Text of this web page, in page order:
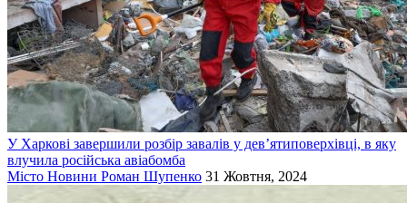
У Харкові завершили розбір завалів у дев’ятиповерхівці, в яку
влучила російська авіабомба
Місто Новини Роман Шупенко 31 Жовтня, 2024